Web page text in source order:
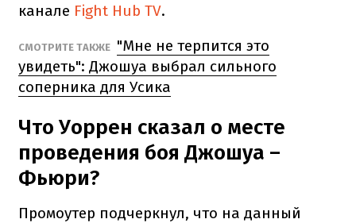
канале Fight Hub TV.
СМОТРИТЕ ТАКЖЕ "Мне не терпится это
увидеть": Джошуа выбрал сильного
соперника для Усика
Что Уоррен сказал о месте
проведения боя Джошуа –
Фьюри?
Промоутер подчеркнул, что на данный